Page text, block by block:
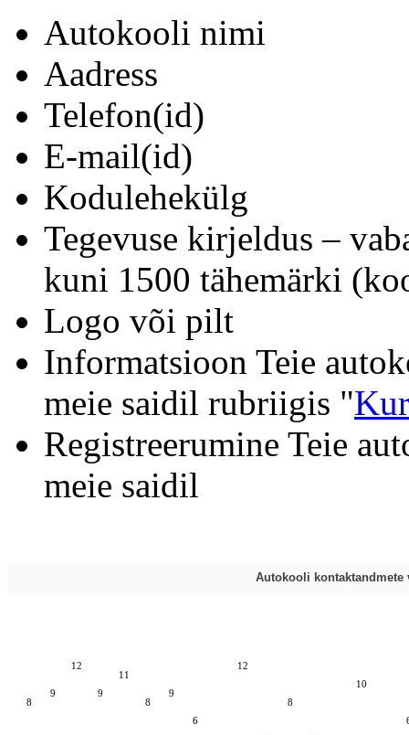
Autokooli nimi
Aadress
Telefon(id)
E-mail(id)
Kodulehekülg
Tegevuse kirjeldus –
kuni 1500 tähemärki
Logo või pilt
Informatsioon Teie
meie saidil rubriigis "
Registreerumine Teie
meie saidil
Autokooli
8
9
12
9
11
8
9
6
12
8
10